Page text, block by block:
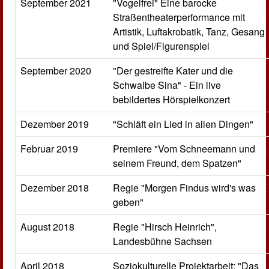
September 2021
"Vogelfrei" Eine barocke
Straßentheaterperformance mit
Artistik, Luftakrobatik, Tanz, Gesang
und Spiel/Figurenspiel
September 2020
"Der gestreifte Kater und die
Schwalbe Sina" - Ein live
bebildertes Hörspielkonzert
Dezember 2019
"Schläft ein Lied in allen Dingen"
Februar 2019
Premiere "Vom Schneemann und
seinem Freund, dem Spatzen"
Dezember 2018
Regie "Morgen Findus wird's was
geben"
August 2018
Regie "Hirsch Heinrich",
Landesbühne Sachsen
April 2018
Soziokulturelle Projektarbeit: "Das